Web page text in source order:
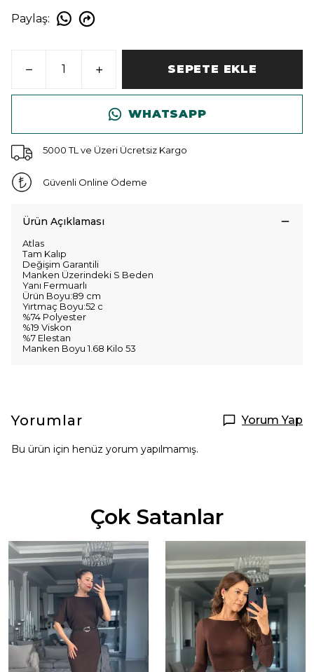
Paylaş:
SEPETE EKLE
WHATSAPP
5000 TL ve Üzeri Ücretsiz Kargo
Güvenli Online Ödeme
Ürün Açıklaması
Atlas
Tam Kalıp
Değişim Garantili
Manken Üzerindeki S Beden
Yanı Fermuarlı
Ürün Boyu:89 cm
Yırtmaç Boyu:52 c
%74 Polyester
%19 Viskon
%7 Elestan
Manken Boyu 1.68 Kilo 53
Yorumlar Yorum Yap
Bu ürün için henüz yorum yapılmamış.
Çok Satanlar